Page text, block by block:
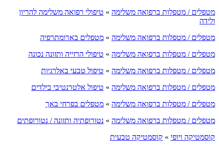
מטפלים / מטפלות ברפואה משלימה » טיפולי רפואה משלימה להריון
ולידה
מטפלים / מטפלות ברפואה משלימה » מטפלים בארומתרפיה
מטפלים / מטפלות ברפואה משלימה » טיפולי הרזייה ותזונה נכונה
מטפלים / מטפלות ברפואה משלימה » טיפול טבעי באלרגיות
מטפלים / מטפלות ברפואה משלימה » טיפול אלטרנטיבי בילדים
מטפלים / מטפלות ברפואה משלימה » מטפלים בפרחי באך
מטפלים / מטפלות ברפואה משלימה » נטורופתיה ותזונה / נטורופתים
קוסמטיקה ויופי » קוסמטיקה טבעית